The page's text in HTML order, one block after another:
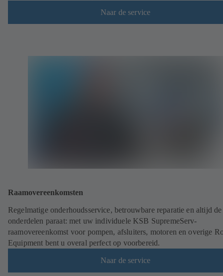
Naar de service
Raamovereenkomsten
Regelmatige onderhoudsservice, betrouwbare reparatie en altijd
onderdelen paraat: met uw individuele KSB SupremeServ-
raamovereenkomst voor pompen, afsluiters, motoren en overige
Equipment bent u overal perfect op voorbereid.
Naar de service